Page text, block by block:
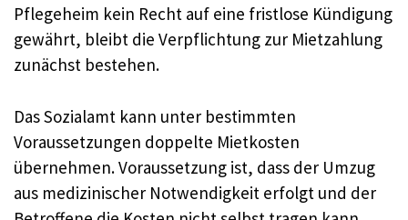
Pflegeheim kein Recht auf eine fristlose Kündigung
gewährt, bleibt die Verpflichtung zur Mietzahlung
zunächst bestehen.
Das Sozialamt kann unter bestimmten
Voraussetzungen doppelte Mietkosten
übernehmen. Voraussetzung ist, dass der Umzug
aus medizinischer Notwendigkeit erfolgt und der